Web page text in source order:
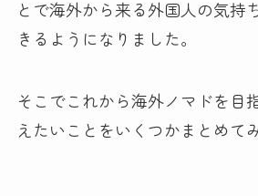
とで海外から来る外国人の気持
きるようになりました。
そこでこれから海外ノマドを目
えたいことをいくつかまとめて